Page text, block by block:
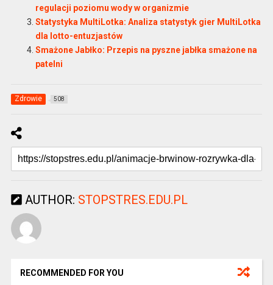
regulacji poziomu wody w organizmie
Statystyka MultiLotka: Analiza statystyk gier MultiLotka
dla lotto-entuzjastów
Smażone Jabłko: Przepis na pyszne jabłka smażone na
patelni
Zdrowie 508
AUTHOR: STOPSTRES.EDU.PL
RECOMMENDED FOR YOU